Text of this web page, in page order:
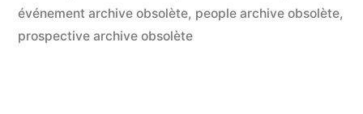
déjà
rentré
événement archive obsolète, people archive obsolète,
prospective archive obsolète